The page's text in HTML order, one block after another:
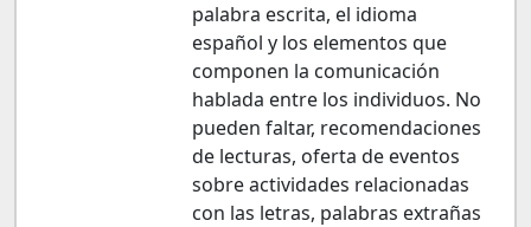
palabra escrita, el idioma
español y los elementos que
componen la comunicación
hablada entre los individuos. No
pueden faltar, recomendaciones
de lecturas, oferta de eventos
sobre actividades relacionadas
con las letras, palabras extrañas